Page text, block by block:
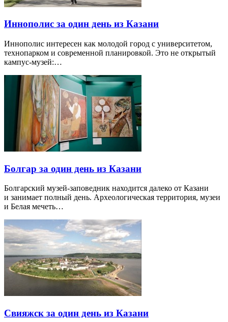
Иннополис за один день из Казани
Иннополис интересен как молодой город с университетом,
технопарком и современной планировкой. Это не открытый
кампус-музей:…
Болгар за один день из Казани
Болгарский музей-заповедник находится далеко от Казани
и занимает полный день. Археологическая территория, музеи
и Белая мечеть…
Свияжск за один день из Казани